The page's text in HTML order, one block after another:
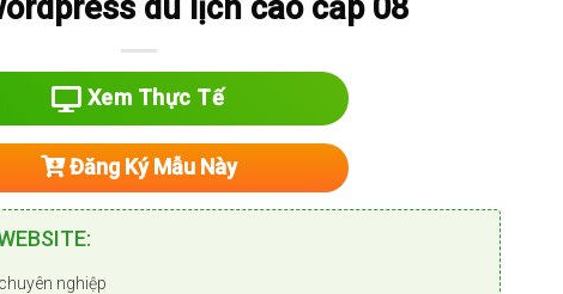
du lịch cao cấp 08
Xem Thực Tế
nghiệp
Đăng Ký Mẫu Này